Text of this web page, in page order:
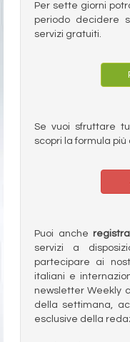
Per sette giorni
periodo decidere
servizi gratuiti.
Se vuoi sfruttare
scopri la formula
Puoi anche
servizi a
partecipare ai
italiani e
newsletter Weekly
della settimana,
esclusive della